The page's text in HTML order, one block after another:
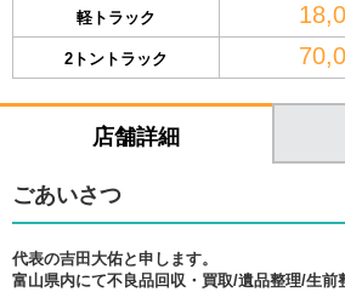
軽トラック
2トントラック
店舗詳細
ごあいさつ
代表の吉田大佑と申します。
富山県内にて不良品回収・買取/遺品整理/生前